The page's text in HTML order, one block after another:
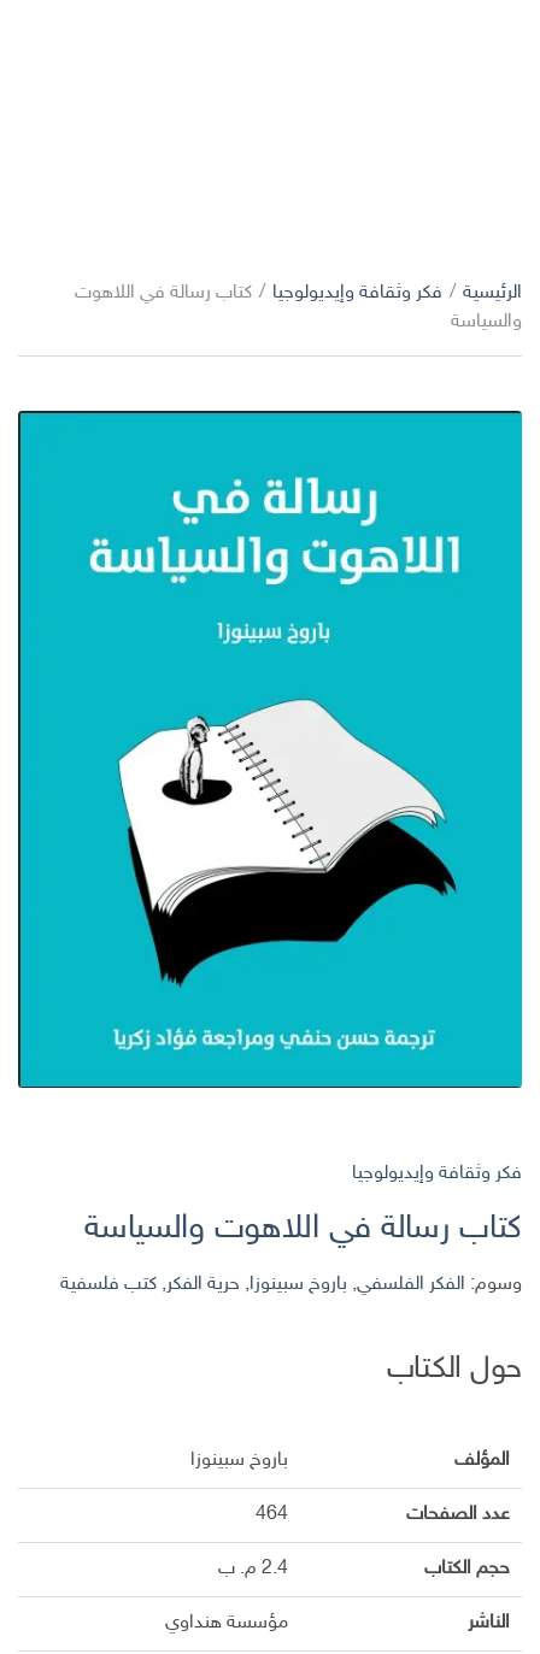
الرئيسية / فكر وثقافة وإيديولوجيا / كتاب رسالة في اللاهوت
والسياسة
فكر وثقافة وإيديولوجيا
كتاب رسالة في اللاهوت والسياسة
وسوم: الفكر الفلسفي, باروخ سبينوزا, حرية الفكر, كتب فلسفية
حول الكتاب
المؤلف باروخ سبينوزا
عدد الصفحات 464
حجم الكتاب 2.4 م. ب
الناشر مؤسسة هنداوي